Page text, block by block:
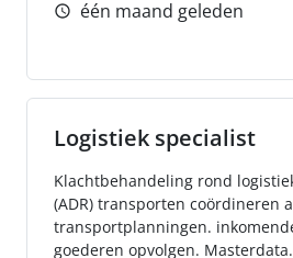
één maand geleden
Logistiek specialist
Klachtbehandeling rond
(ADR) transporten coördineren
transportplanningen.
goederen opvolgen.